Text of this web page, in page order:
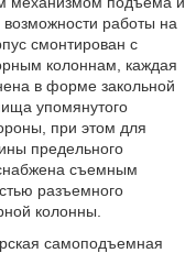
работы на
смонтирован с
колоннам, каждая
в форме закольной
упомянутого
при этом для
предельного
съемным
разъемного
колонны.
самоподъемная